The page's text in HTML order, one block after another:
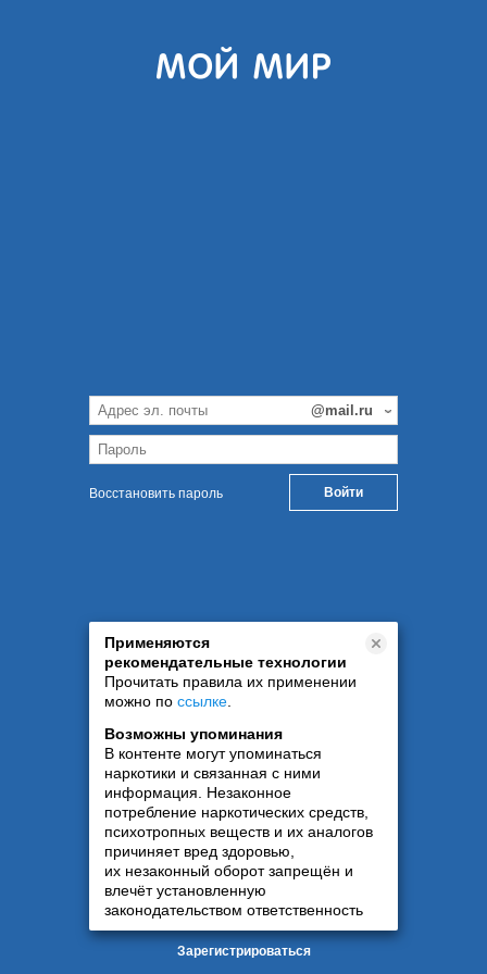
Восстановить пароль
Применяются
рекомендательные технологии
Прочитать правила их применении
можно по ссылке
Возможны упоминания
В контенте могут упоминаться
наркотики и связанная с ними
информация. Незаконное
потребление наркотических средств,
психотропных веществ и их аналогов
причиняет вред здоровью,
их незаконный оборот запрещён и
влечёт установленную
законодательством ответственность
Зарегистрироваться